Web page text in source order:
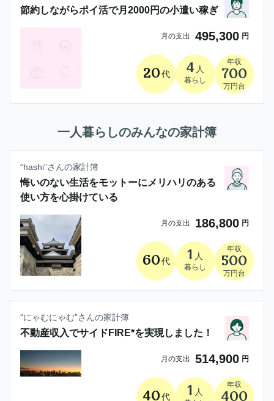
節約しながらポイ活で月2000円の小遣い稼ぎ
月の支出 495,300 円
20代 4 人
暮らし
年収
700
万円台
一人暮らしのみんなの家計簿
“hashi”さんの家計簿
悔いのない生活をモットーにメリハリのある
使い方を心掛けている
月の支出 186,800 円
60代 1 人
暮らし
年収
500
万円台
“にゃむにゃむ”さんの家計簿
不動産収入でサイドFIRE*を実現しました！
月の支出 514,900 円
40代 1 人
年収
400